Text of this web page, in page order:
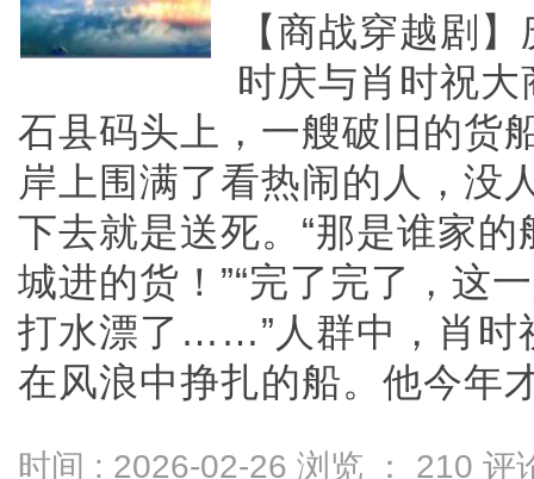
【商战穿越剧
时庆与肖时祝
石县码头上，一艘破旧的货
岸上围满了看热闹的人，
下去就是送死。“那是谁家的
城进的货！”“完了完了，这
打水漂了……”人群中，肖时
在风浪中挣扎的船。他今年
时间 : 2026-02-26 浏览 ： 210 评